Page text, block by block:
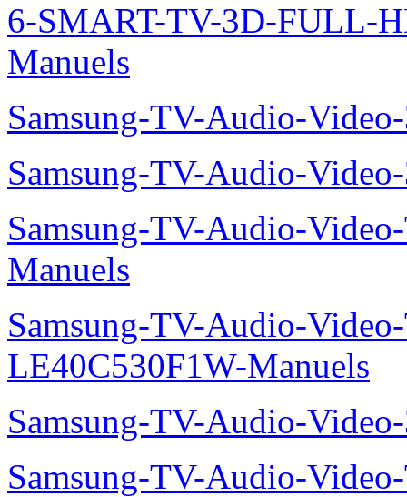
6-SMART-TV-3D-FULL-
Manuels
Samsung-TV-Audio-
Samsung-TV-Audio-
Samsung-TV-Audio-
Manuels
Samsung-TV-Audio-
LE40C530F1W-Manuels
Samsung-TV-Audio-
Samsung-TV-Audio-